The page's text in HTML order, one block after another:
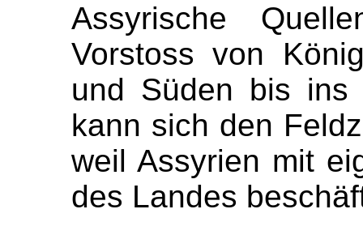
Assyrische
Vorstoss von
und Süden bis ins
kann sich den
weil Assyrien mit
des Landes